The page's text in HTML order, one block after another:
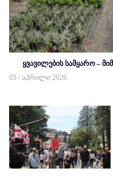
ყვავილების სამყარო –
03 / აპრილი 2026